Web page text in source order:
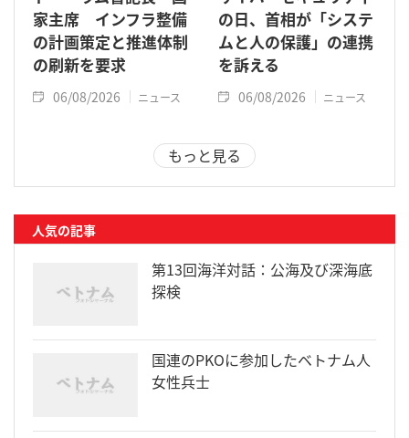
家主席 インフラ整備
の計画策定と推進体制
の刷新を要求
06/08/2026 ニュース
の日、首相が「システ
ムと人の保護」の連携
を訴える
06/08/2026 ニュース
もっと見る
人気の記事
第13回海洋対話：公海及び深海底
探検
国連のPKOに参加したベトナム人
女性兵士